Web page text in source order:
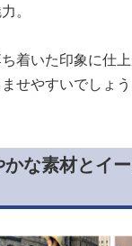
。
着いた印象に仕
せやすいでしょう
な素材とイ